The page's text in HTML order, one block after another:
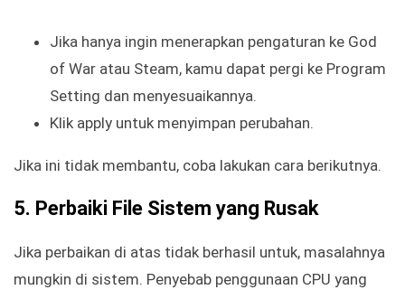
Jika hanya ingin menerapkan pengaturan ke God
of War atau Steam, kamu dapat pergi ke Program
Setting dan menyesuaikannya.
Klik apply untuk menyimpan perubahan.
Jika ini tidak membantu, coba lakukan cara berikutnya.
5. Perbaiki File Sistem yang Rusak
Jika perbaikan di atas tidak berhasil untuk, masalahnya
mungkin di sistem. Penyebab penggunaan CPU yang